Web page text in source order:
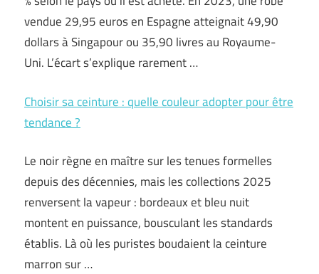
vendue 29,95 euros en Espagne atteignait 49,90
dollars à Singapour ou 35,90 livres au Royaume-
Uni. L’écart s’explique rarement …
Choisir sa ceinture : quelle couleur adopter pour être
tendance ?
Le noir règne en maître sur les tenues formelles
depuis des décennies, mais les collections 2025
renversent la vapeur : bordeaux et bleu nuit
montent en puissance, bousculant les standards
établis. Là où les puristes boudaient la ceinture
marron sur …